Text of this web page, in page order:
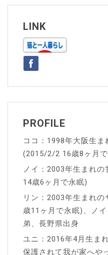
ビ
ゲ
ー
シ
ョ
ン
LINK
PROFILE
ココ：1998年大阪生
(2015/2/2 16歳8ヶ月
ノイ：2003年生まれ
14歳6ヶ月で永眠)
リン：2003年生まれ
歳11ヶ月で永眠)、ノ
弟、長野県出身
ユニ：2016年4月生ま
保護されて我が家へや